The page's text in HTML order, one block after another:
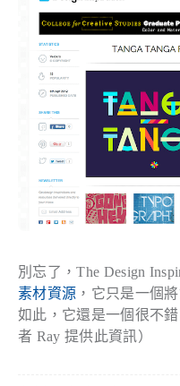
別忘了，The Design
素材資源 ，它只是一個
如此，它還是一個很不
者 Ray 提供此資訊）